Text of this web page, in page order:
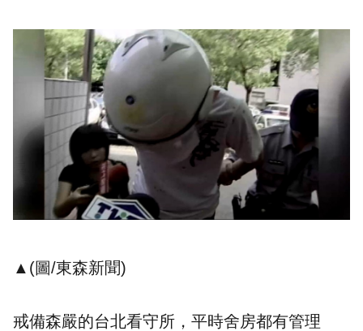
▲(圖/東森新聞)
戒備森嚴的台北看守所，平時舍房都有管理